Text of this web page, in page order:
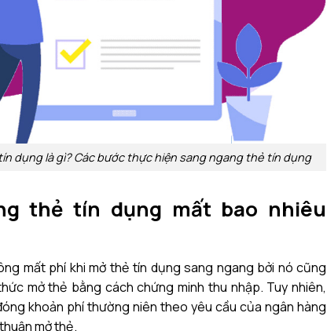
dụng là gì? Các bước thực hiện sang ngang thẻ tín dụng
thẻ tín dụng mất bao nhiêu
mất phí khi mở thẻ tín dụng sang ngang bởi nó cũng
mở thẻ bằng cách chứng minh thu nhập. Tuy nhiên,
khoản phí thường niên theo yêu cầu của ngân hàng
mở thẻ.